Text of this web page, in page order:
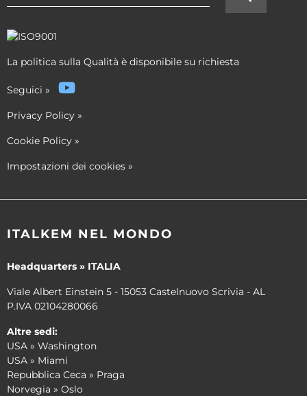
La politica sulla Qualità è disponibile su richiesta
Seguici »
Privacy Policy »
Cookie Policy »
Impostazioni dei cookies »
ITALKEM NEL MONDO
Headquarters » ITALIA
Viale Albert Einstein 5 - 15053 Castelnuovo Scrivia - AL
P.IVA 02104280066
Altre sedi:
USA » Washington
USA » Miami
Repubblica Ceca » Praga
Norvegia » Oslo